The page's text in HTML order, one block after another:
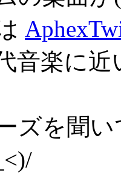
音楽に
ズを聞